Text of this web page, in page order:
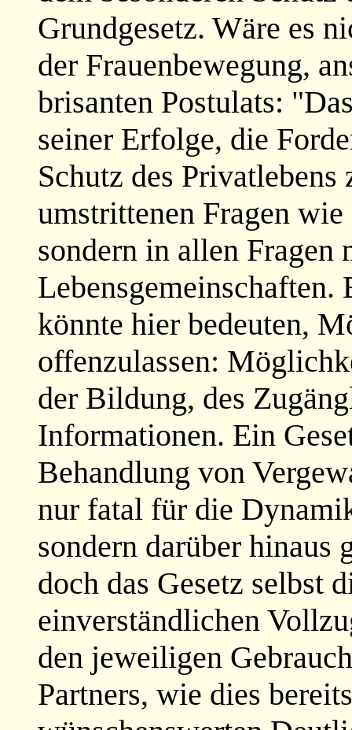
Grundgesetz. Wäre es
der Frauenbewegung,
brisanten Postulats:
seiner Erfolge, die
Schutz des
umstrittenen Fragen
sondern in allen Fragen
könnte hier bedeuten,
offenzulassen:
der Bildung, des
Informationen. Ein
Behandlung von
nur fatal für die
sondern darüber
doch das Gesetz selbst
einverständlichen
den jeweiligen
Partners, wie dies